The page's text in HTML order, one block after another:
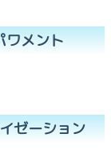
ワメント
ゼーション